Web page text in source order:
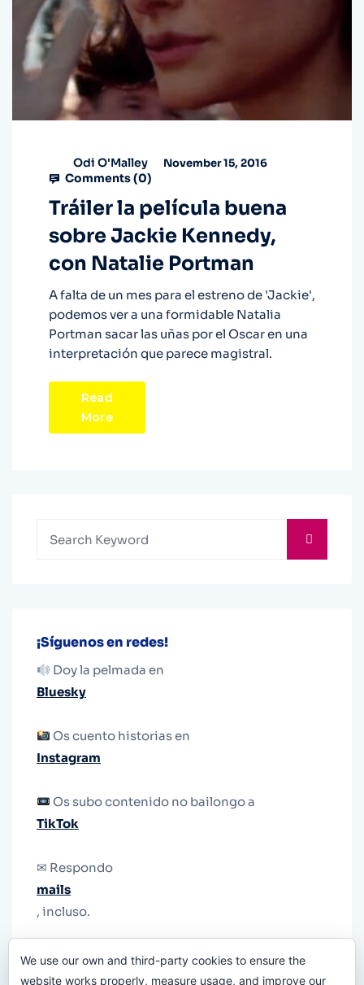
Odi O'Malley November 15, 2016
Comments (0)
Tráiler la película buena
sobre Jackie Kennedy,
con Natalie Portman
A falta de un mes para el estreno de 'Jackie',
podemos ver a una formidable Natalia
Portman sacar las uñas por el Oscar en una
interpretación que parece magistral.
Read
More
¡Síguenos en redes!
Doy la pelmada en
Bluesky
Os cuento historias en
Instagram
Os subo contenido no bailongo a
TikTok
✉ Respondo
mails
, incluso.
le quiten el teléfono.
We use our own and third-party cookies to ensure the
website works properly, measure usage, and improve our